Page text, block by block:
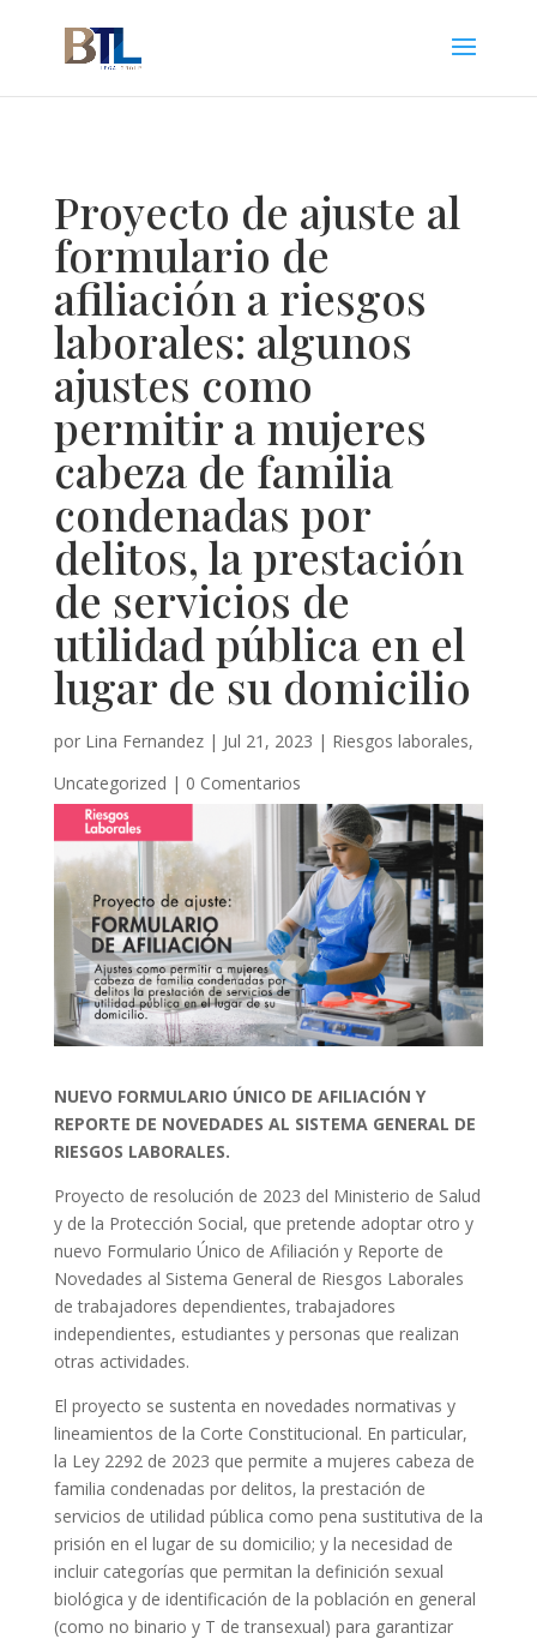
Proyecto de ajuste al
formulario de
afiliación a riesgos
laborales: algunos
ajustes como
permitir a mujeres
cabeza de familia
condenadas por
delitos, la prestación
de servicios de
utilidad pública en el
lugar de su domicilio
por Lina Fernandez| Jul 21, 2023 | Riesgos laborales,
Uncategorized | 0 Comentarios
NUEVO FORMULARIO ÚNICO DE AFILIACIÓN Y
REPORTE DE NOVEDADES AL SISTEMA GENERAL DE
RIESGOS LABORALES.
Proyecto de resolución de 2023 del Ministerio de Salud
y de la Protección Social, que pretende adoptar otro y
nuevo Formulario Único de Afiliación y Reporte de
Novedades al Sistema General de Riesgos Laborales
de trabajadores dependientes, trabajadores
independientes, estudiantes y personas que realizan
otras actividades.
El proyecto se sustenta en novedades normativas y
lineamientos de la Corte Constitucional. En particular,
la Ley 2292 de 2023 que permite a mujeres cabeza de
familia condenadas por delitos, la prestación de
servicios de utilidad pública como pena sustitutiva de la
prisión en el lugar de su domicilio; y la necesidad de
incluir categorías que permitan la definición sexual
biológica y de identificación de la población en general
(como no binario y T de transexual) para garantizar